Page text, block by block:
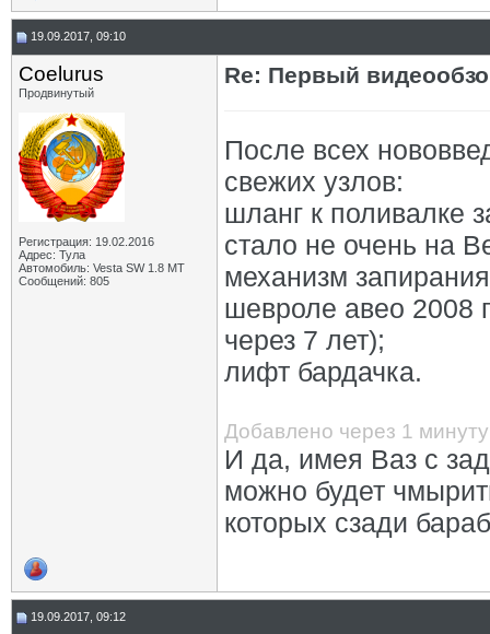
19.09.2017, 09:10
Coelurus
Продвинутый
Регистрация: 19.02.2016
Адрес: Тула
Автомобиль: Vesta SW 1.8 MT
Сообщений: 805
Re: Первый
После всех
свежих узлов:
шланг к поливалке
стало не очень на
механизм
шевроле авео 2008
через 7 лет);
лифт бардачка.
Добавлено через 1 минуту
И да, имея Ваз с
можно будет
которых сзади
19.09.2017, 09:12